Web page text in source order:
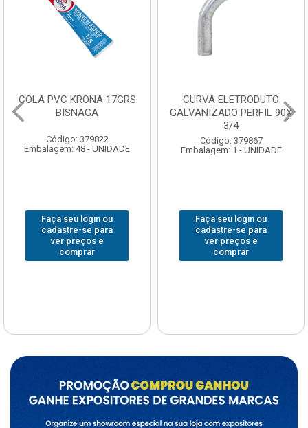
COLA PVC KRONA 17GRS
BISNAGA
Código: 379822
Embalagem: 48 - UNIDADE
Faça seu login ou
cadastre-se para
ver preços e
comprar
CURVA ELETRODUTO
GALVANIZADO PERFIL 90X
3/4
Código: 379867
Embalagem: 1 - UNIDADE
Faça seu login ou
cadastre-se para
ver preços e
comprar